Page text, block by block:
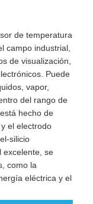
de temperatura
campo industrial,
de visualización,
Puede
vapor,
del rango de
hecho de
el electrodo
silicio
excelente, se
como la
eléctrica y el